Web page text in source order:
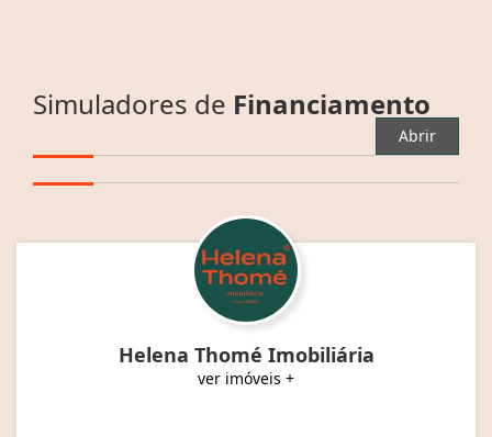
Simuladores de Financiamento
Abrir
Helena Thomé Imobiliária
ver imóveis +